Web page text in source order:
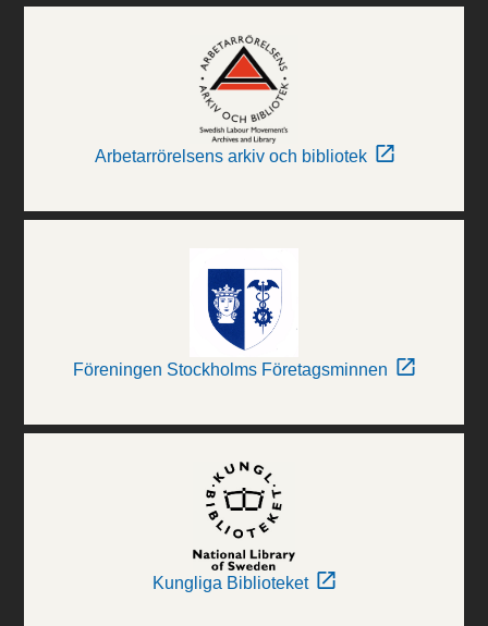
Arbetarrörelsens arkiv och bibliotek
Föreningen Stockholms Företagsminnen
Kungliga Biblioteket